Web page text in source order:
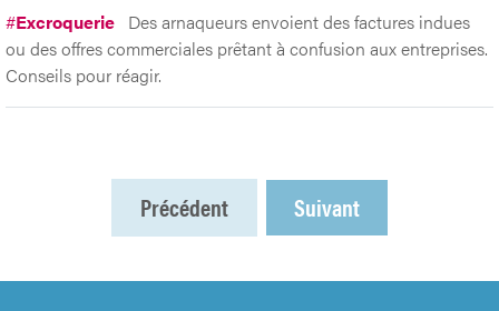
#Excroquerie Des arnaqueurs envoient des factures indues
ou des offres commerciales prêtant à confusion aux entreprises.
Conseils pour réagir.
Précédent Suivant